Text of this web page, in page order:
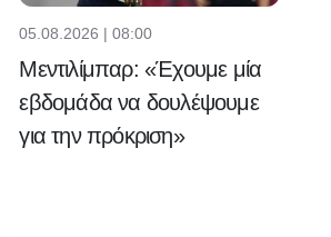
05.08.2026 | 08:00
Μεντιλίμπαρ: «Έχουμε μία
εβδομάδα να δουλέψουμε
για την πρόκριση»